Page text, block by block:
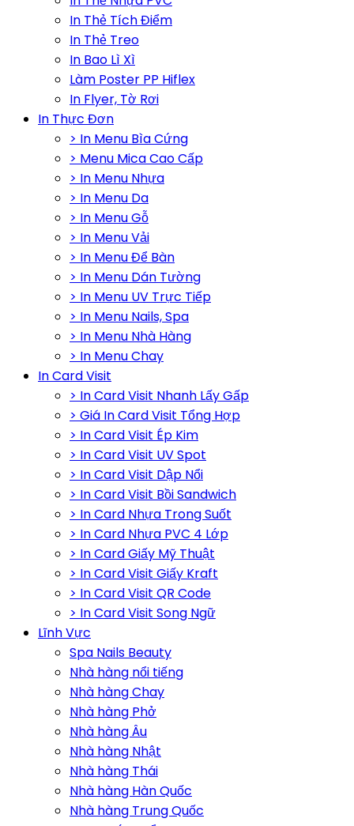
In Thẻ Tích Điểm
In Thẻ Treo
In Bao Lì Xì
Làm Poster PP Hiflex
In Flyer, Tờ Rơi
In Thực Đơn
> In Menu Bìa Cứng
> Menu Mica Cao Cấp
> In Menu Nhựa
> In Menu Da
> In Menu Gỗ
> In Menu Vải
> In Menu Để Bàn
> In Menu Dán Tường
> In Menu UV Trực Tiếp
> In Menu Nails, Spa
> In Menu Nhà Hàng
> In Menu Chay
In Card Visit
> In Card Visit Nhanh Lấy Gấp
> Giá In Card Visit Tổng Hợp
> In Card Visit Ép Kim
> In Card Visit UV Spot
> In Card Visit Dập Nổi
> In Card Visit Bồi Sandwich
> In Card Nhựa Trong Suốt
> In Card Nhựa PVC 4 Lớp
> In Card Giấy Mỹ Thuật
> In Card Visit Giấy Kraft
> In Card Visit QR Code
> In Card Visit Song Ngữ
Lĩnh Vực
Spa Nails Beauty
Nhà hàng nổi tiếng
Nhà hàng Chay
Nhà hàng Phở
Nhà hàng Âu
Nhà hàng Nhật
Nhà hàng Thái
Nhà hàng Hàn Quốc
Nhà hàng Trung Quốc